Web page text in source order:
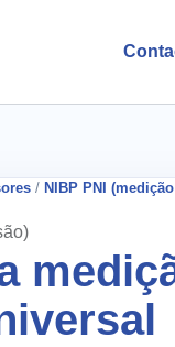
/ NIBP PNI